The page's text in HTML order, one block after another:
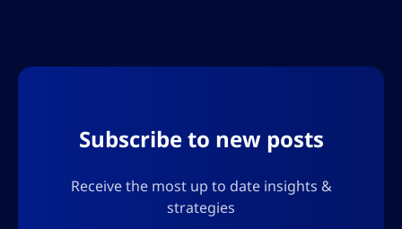
Subscribe to new posts
Receive the most up to date insights &
strategies